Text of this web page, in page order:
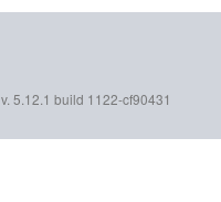
v. 5.12.1 build 1122-cf90431